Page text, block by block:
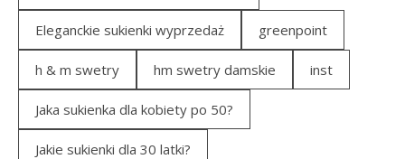
Eleganckie sukienki wyprzedaż greenpoint
h & m swetry hm swetry damskie inst
Jaka sukienka dla kobiety po 50?
Jakie sukienki dla 30 latki?